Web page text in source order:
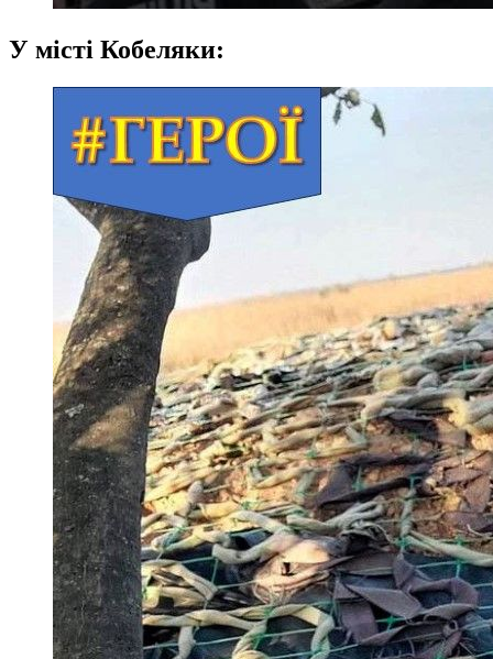
У місті Кобеляки: